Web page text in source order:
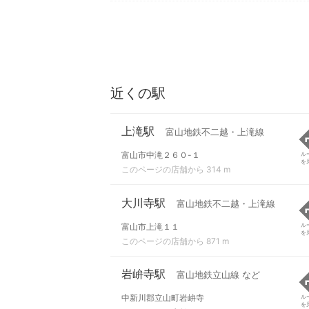
近くの駅
上滝駅 富山地鉄不二越・上滝線
富山市中滝２６０-１
このページの店舗から 314 m
ル
を
大川寺駅 富山地鉄不二越・上滝線
富山市上滝１１
このページの店舗から 871 m
ル
を
岩峅寺駅 富山地鉄立山線 など
中新川郡立山町岩峅寺
ル
を